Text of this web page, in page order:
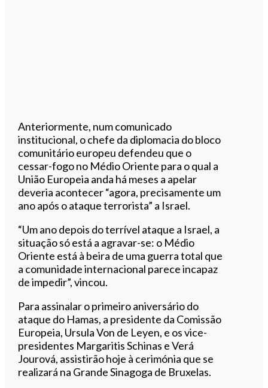
Anteriormente, num comunicado
institucional, o chefe da diplomacia do bloco
comunitário europeu defendeu que o
cessar-fogo no Médio Oriente para o qual a
União Europeia anda há meses a apelar
deveria acontecer “agora, precisamente um
ano após o ataque terrorista” a Israel.
“Um ano depois do terrível ataque a Israel, a
situação só está a agravar-se: o Médio
Oriente está à beira de uma guerra total que
a comunidade internacional parece incapaz
de impedir”, vincou.
Para assinalar o primeiro aniversário do
ataque do Hamas, a presidente da Comissão
Europeia, Ursula Von de Leyen, e os vice-
presidentes Margaritis Schinas e Verá
Jourová, assistirão hoje à cerimónia que se
realizará na Grande Sinagoga de Bruxelas.